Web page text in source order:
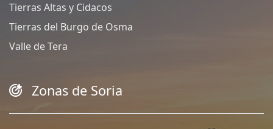
Tierras Altas y Cidacos
Tierras del Burgo de Osma
Valle de Tera
Zonas de Soria